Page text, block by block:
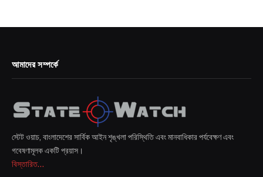
আমাদের সম্পর্কে
স্টেট ওয়াচ, বাংলাদেশের সার্বিক আইন শৃঙ্খলা পরিস্থিতি এবং মানবাধিকার পর্যবেক্ষণ এবং
গবেষণামূলক একটি প্রয়াস।
বিস্তারিত...